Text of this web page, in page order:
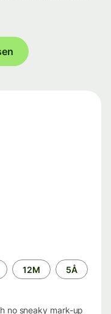
12M 5Å
no sneaky mark-up